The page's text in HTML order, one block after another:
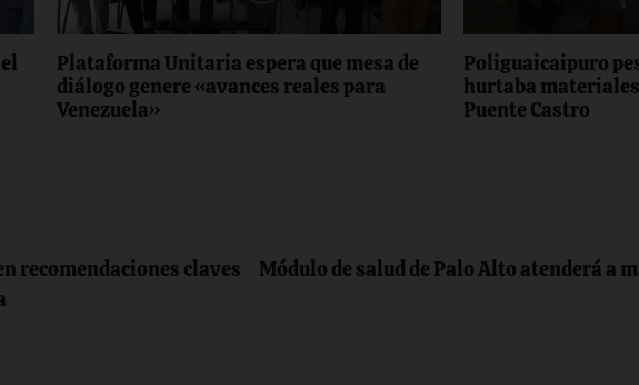
Plataforma Unitaria espera que mesa de
diálogo genere «avances reales para
Venezuela»
Poliguaicaipuro
hurtaba
Puente Castro
recomendaciones claves
Módulo de salud de Palo Alto atenderá a